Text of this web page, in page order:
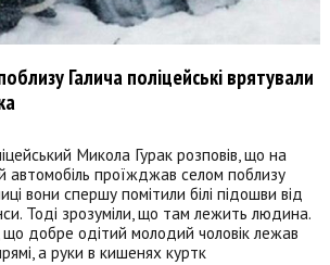
Галича поліцейські врятували
Микола Гурак розповів, що на
автомобіль проїжджав селом поблизу
вони спершу помітили білі підошви від
Тоді зрозуміли, що там лежить людина.
що добре одітий молодий чоловік лежав
а руки в кишенях куртк